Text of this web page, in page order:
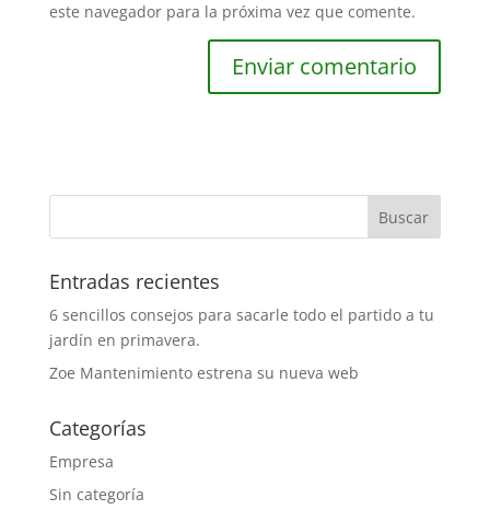
este navegador para la próxima vez que comente.
Entradas recientes
6 sencillos consejos para sacarle todo el partido a tu
jardín en primavera.
Zoe Mantenimiento estrena su nueva web
Categorías
Empresa
Sin categoría